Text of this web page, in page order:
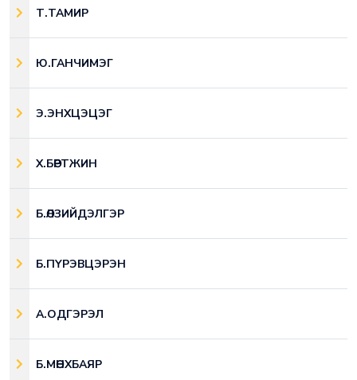
Т.ТАМИР
Ю.ГАНЧИМЭГ
Э.ЭНХЦЭЦЭГ
Х.БӨРТЖИН
Б.ӨЛЗИЙДЭЛГЭР
Б.ПҮРЭВЦЭРЭН
А.ОДГЭРЭЛ
Б.МӨНХБАЯР